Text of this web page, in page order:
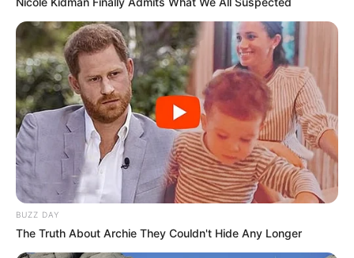
BUZZ DAY
The Truth About Archie They Couldn't Hide Any Longer